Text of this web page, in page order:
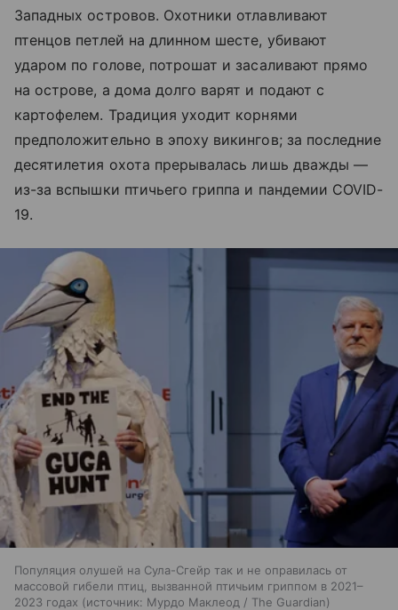
Западных островов. Охотники отлавливают
птенцов петлей на длинном шесте, убивают
ударом по голове, потрошат и засаливают прямо
на острове, а дома долго варят и подают с
картофелем. Традиция уходит корнями
предположительно в эпоху викингов; за последние
десятилетия охота прерывалась лишь дважды —
из-за вспышки птичьего гриппа и пандемии COVID-
19.
Популяция олушей на Сула-Сгейр так и не оправилась от
массовой гибели птиц, вызванной птичьим гриппом в 2021–
2023 годах
источник: Мурдо Маклеод / The Guardian